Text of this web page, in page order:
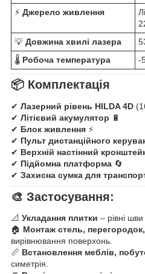
⚡ Джерело живлення
💡 Довжина хвилі лазера
🌡 Робоча температура -
📦 Комплектація
✔ Лазерний рівень HILDA 4D
✔ Літієвий акумулятор 🔋
✔ Блок живлення ⚡
✔ Пульт дистанційного
✔ Верхній настінний
✔ Підйомна платформа 🔄
✔ Захисна сумка для
🎨 Застосування:
📐 Укладання плитки – рівні
🏠 Монтаж стель, перегородок,
вирівнювання поверхонь.
📏 Встановлення меблів,
симетрія.